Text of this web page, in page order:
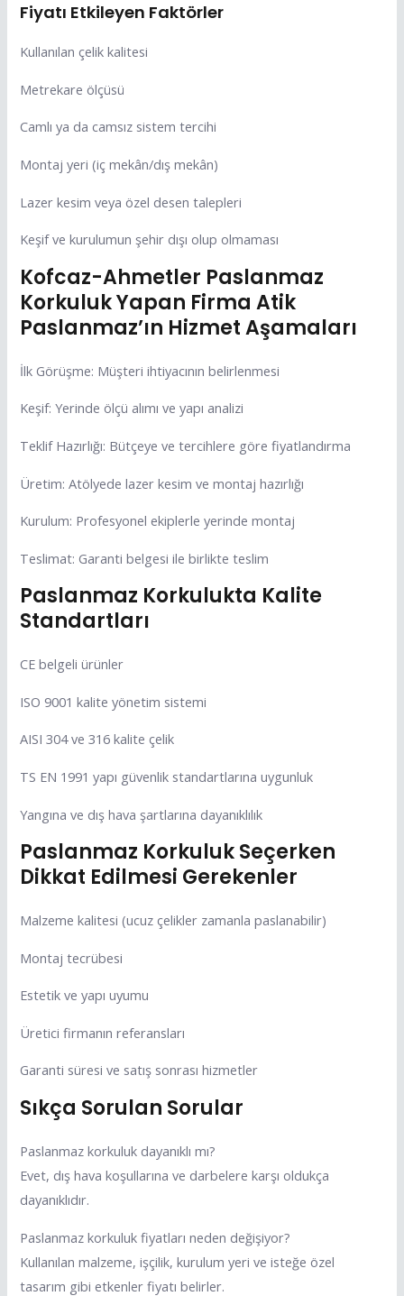
Fiyatı Etkileyen Faktörler
Kullanılan çelik kalitesi
Metrekare ölçüsü
Camlı ya da camsız sistem tercihi
Montaj yeri (iç mekân/dış mekân)
Lazer kesim veya özel desen talepleri
Keşif ve kurulumun şehir dışı olup olmaması
Kofcaz-Ahmetler Paslanmaz
Korkuluk Yapan Firma Atik
Paslanmaz’ın Hizmet Aşamaları
İlk Görüşme: Müşteri ihtiyacının belirlenmesi
Keşif: Yerinde ölçü alımı ve yapı analizi
Teklif Hazırlığı: Bütçeye ve tercihlere göre fiyatlandırma
Üretim: Atölyede lazer kesim ve montaj hazırlığı
Kurulum: Profesyonel ekiplerle yerinde montaj
Teslimat: Garanti belgesi ile birlikte teslim
Paslanmaz Korkulukta Kalite
Standartları
CE belgeli ürünler
ISO 9001 kalite yönetim sistemi
AISI 304 ve 316 kalite çelik
TS EN 1991 yapı güvenlik standartlarına uygunluk
Yangına ve dış hava şartlarına dayanıklılık
Paslanmaz Korkuluk Seçerken
Dikkat Edilmesi Gerekenler
Malzeme kalitesi (ucuz çelikler zamanla paslanabilir)
Montaj tecrübesi
Estetik ve yapı uyumu
Üretici firmanın referansları
Garanti süresi ve satış sonrası hizmetler
Sıkça Sorulan Sorular
Paslanmaz korkuluk dayanıklı mı?
Evet, dış hava koşullarına ve darbelere karşı oldukça
dayanıklıdır.
Paslanmaz korkuluk fiyatları neden değişiyor?
Kullanılan malzeme, işçilik, kurulum yeri ve isteğe özel
tasarım gibi etkenler fiyatı belirler.